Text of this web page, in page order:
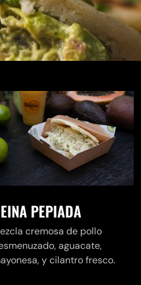
PEPIADA
cremosa de pollo
aguacate,
y cilantro fresco.